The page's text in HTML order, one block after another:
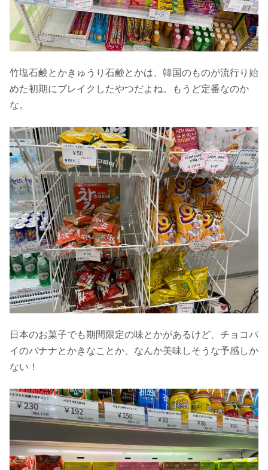
竹塩石鹸とかきゅうり石鹸とかは、韓国のものが流行り始
めた初期にブレイクしたやつだよね。もうど定番なのか
な。
日本のお菓子でも期間限定の味とかがあるけど、チョコパ
イのバナナとかきなことか、なんか美味しそうな予感しか
ない！